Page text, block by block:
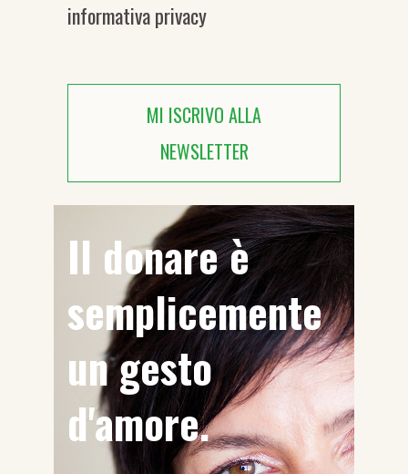
informativa privacy
MI ISCRIVO ALLA
NEWSLETTER
Il donare è
semplicemente
un gesto
d'amore.